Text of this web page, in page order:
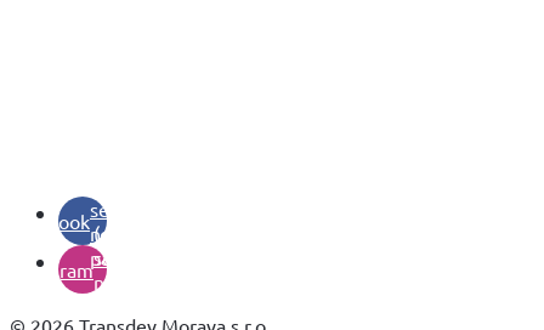
facebookse v
novém
panelu)
instagram
(otevře
se v
novém